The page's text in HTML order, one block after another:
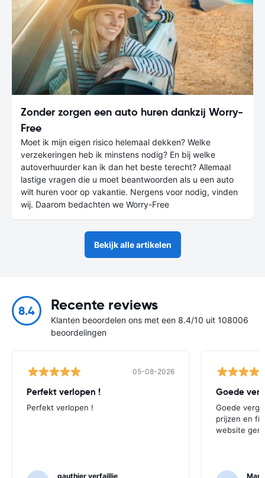
Zonder zorgen een auto huren dankzij Worry-
Free
Moet ik mijn eigen risico helemaal dekken? Welke
verzekeringen heb ik minstens nodig? En bij welke
autoverhuurder kan ik dan het beste terecht? Allemaal
lastige vragen die u moet beantwoorden als u een auto
wilt huren voor op vakantie. Nergens voor nodig, vinden
wij. Daarom bedachten we Worry-Free
Bekijk alle artikelen
8.4 Recente reviews
Klanten beoordelen ons met een 8.4/10 uit 108006
beoordelingen
05-08-2026
Perfekt verlopen !
Perfekt verlopen !
gauthier verfaillie
Goede
prijzen en
website